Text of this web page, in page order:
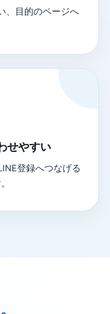
、目的のページへ
せやすい
登録へつなげる